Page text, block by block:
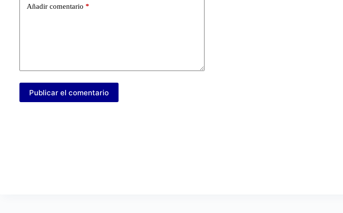
Añadir comentario *
Publicar el comentario